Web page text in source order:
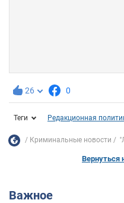
26 0
Теги Редакционная
Криминальные новости
Вернуться
Важное